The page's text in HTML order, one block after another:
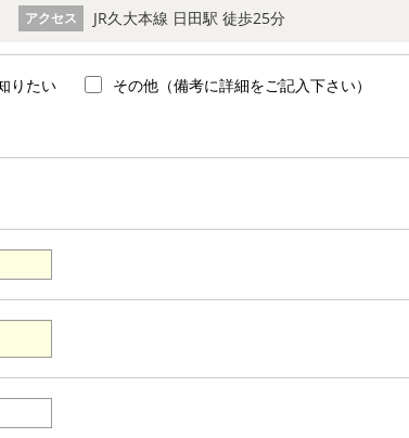
アクセス JR久大本線 日田駅 徒歩25分
りたい その他（備考に詳細をご記入下さい）